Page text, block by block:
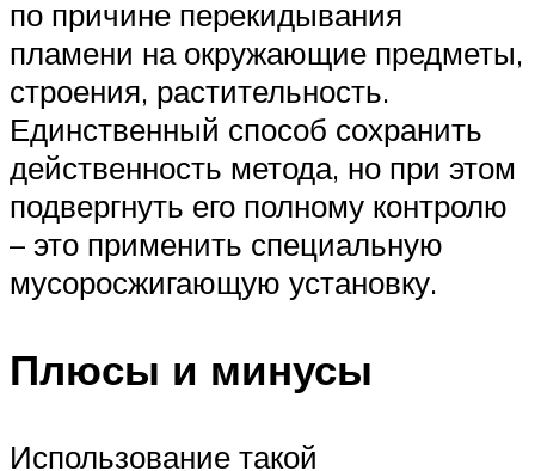
по причине перекидывания
пламени на окружающие предметы,
строения, растительность.
Единственный способ сохранить
действенность метода, но при этом
подвергнуть его полному контролю
– это применить специальную
мусоросжигающую установку.
Плюсы и минусы
Использование такой